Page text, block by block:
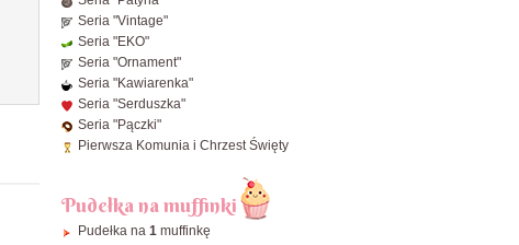
ø34 cm
ø36 cm
ø38 cm
ø40 cm
Zobacz wszystkie Okrągłe
Seria "Vintage"
Seria "EKO"
Seria "Ornament"
Seria "Kawiarenka"
Seria "Serduszka"
Seria "Pączki"
Pierwsza Komunia i Chrzest Święty
Pudełka na muffinki
Pudełka na 1 muffinkę